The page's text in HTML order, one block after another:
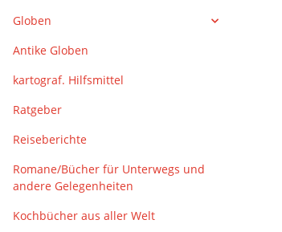
Globen
Antike Globen
kartograf. Hilfsmittel
Ratgeber
Reiseberichte
Romane/Bücher für Unterwegs und
andere Gelegenheiten
Kochbücher aus aller Welt